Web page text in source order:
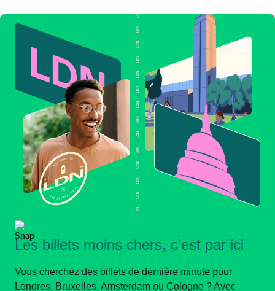
Les billets moins chers, c'est par ici
Vous cherchez des billets de dernière minute pour
Londres, Bruxelles, Amsterdam ou Cologne ? Avec